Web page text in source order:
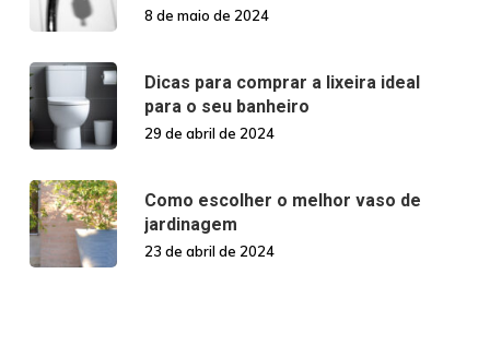
8 de maio de 2024
Dicas para comprar a lixeira ideal
para o seu banheiro
29 de abril de 2024
Como escolher o melhor vaso de
jardinagem
23 de abril de 2024